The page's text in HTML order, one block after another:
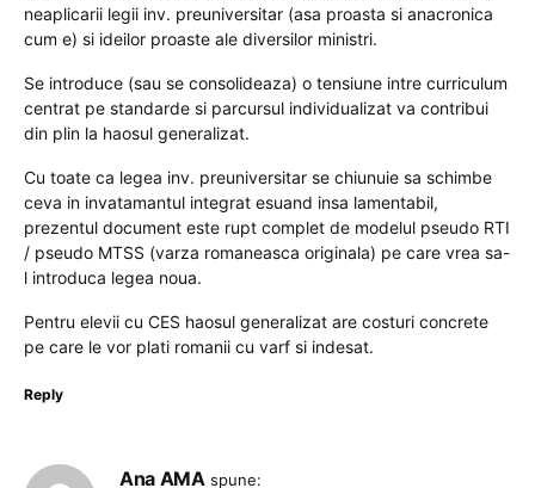
neaplicarii legii inv. preuniversitar (asa proasta si anacronica
cum e) si ideilor proaste ale diversilor ministri.
Se introduce (sau se consolideaza) o tensiune intre curriculum
centrat pe standarde si parcursul individualizat va contribui
din plin la haosul generalizat.
Cu toate ca legea inv. preuniversitar se chiunuie sa schimbe
ceva in invatamantul integrat esuand insa lamentabil,
prezentul document este rupt complet de modelul pseudo RTI
/ pseudo MTSS (varza romaneasca originala) pe care vrea sa-
l introduca legea noua.
Pentru elevii cu CES haosul generalizat are costuri concrete
pe care le vor plati romanii cu varf si indesat.
Reply
Ana AMA spune: